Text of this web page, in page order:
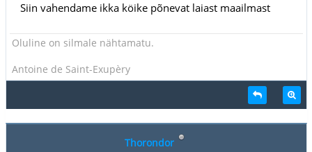
Siin vahendame ikka köike põnevat laiast maailmast
Oluline on silmale nähtamatu.
Antoine de Saint-Exupèry
Thorondor